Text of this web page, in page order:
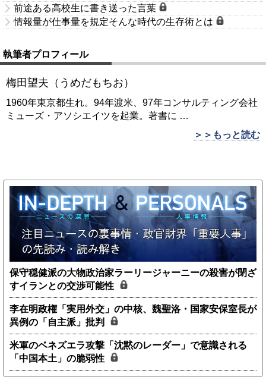
前途ある高校生に書き送った言葉
情報量が仕事量を規定そんな時代の生存術とは
執筆者プロフィール
梅田望夫（うめだもちお）
1960年東京都生れ。94年渡米、97年コンサルティング会社
ミューズ・アソシエイツを起業。著書に …
＞＞もっと読む
保守穏健派の大物政治家ラーリージャーニーの殺害が閉ざ
すイランとの交渉可能性
李在明政権「実用外交」の中核、魏聖洛・国家安保室長が
異例の「自主派」批判
米軍のベネズエラ攻撃「沈黙のレーダー」で意識される
「中国本土」の脆弱性